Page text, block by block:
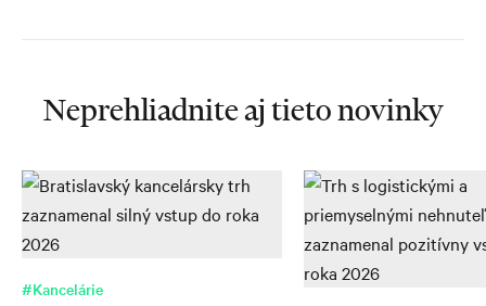
Neprehliadnite aj tieto novinky
#Kancelárie